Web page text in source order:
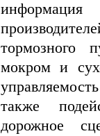
тормозного
мокром и
также
дорожное